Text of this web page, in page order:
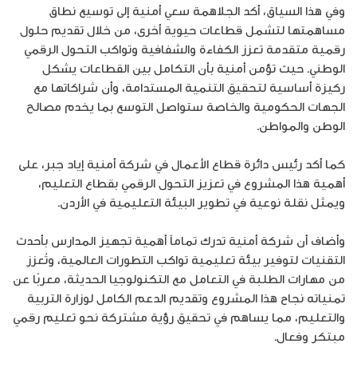
وفي هذا السياق، أكد الجلاهمة سعي أمنية إلى توسيع نطاق
مساهمتها لتشمل قطاعات حيوية أخرى، من خلال تقديم حلول
رقمية متقدمة تعزز الكفاءة والشفافية وتواكب التحول الرقمي
الوطني. حيث تؤمن أمنية بأن التكامل بين القطاعات يشكل
ركيزة أساسية لتحقيق التنمية المستدامة، وأن شراكاتها مع
الجهات الحكومية والخاصة ستواصل التوسع بما يخدم مصالح
الوطن والمواطن.
كما أكد رئيس دائرة قطاع الأعمال في شركة أمنية إياد جبر، على
أهمية هذا المشروع في تعزيز التحول الرقمي بقطاع التعليم،
ويمثل نقلة نوعية في تطوير البيئة التعليمية في الأردن.
وأضاف أن شركة أمنية تدرك تماماً أهمية تجهيز المدارس بأحدث
التقنيات لتوفير بيئة تعليمية تواكب التطورات العالمية، وتُعزز
من مهارات الطلبة في التعامل مع التكنولوجيا الحديثة، معربًا عن
تمنياته نجاح هذا المشروع وتقديم الدعم الكامل لوزارة التربية
والتعليم، مما يساهم في تحقيق رؤية مشتركة نحو تعليم رقمي
مبتكر وفعال.